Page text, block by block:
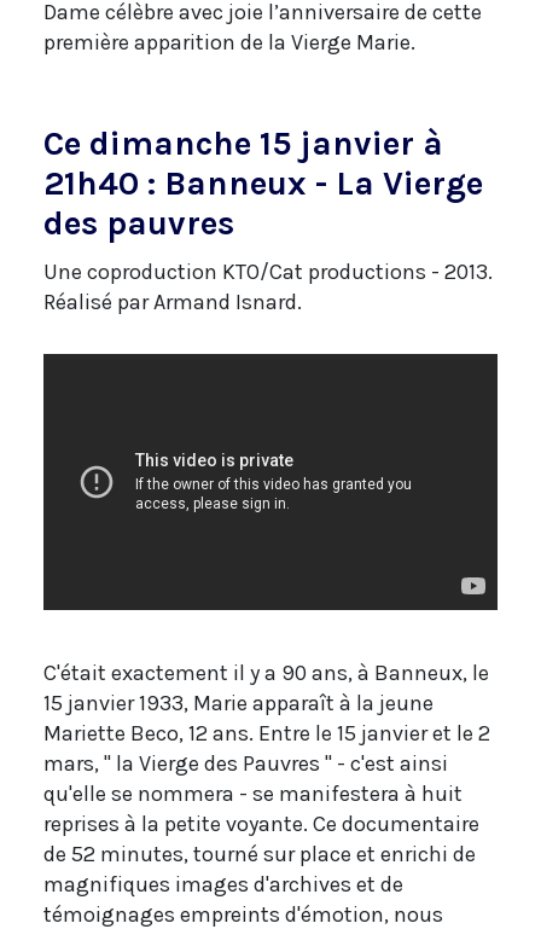
Dame célèbre avec joie l’anniversaire de cette
première apparition de la Vierge Marie.
Ce dimanche 15 janvier à
21h40 : Banneux - La Vierge
des pauvres
Une coproduction KTO/Cat productions - 2013.
Réalisé par Armand Isnard.
C'était exactement il y a 90 ans, à Banneux, le
15 janvier 1933, Marie apparaît à la jeune
Mariette Beco, 12 ans. Entre le 15 janvier et le 2
mars, " la Vierge des Pauvres " - c'est ainsi
qu'elle se nommera - se manifestera à huit
reprises à la petite voyante. Ce documentaire
de 52 minutes, tourné sur place et enrichi de
magnifiques images d'archives et de
témoignages empreints d'émotion, nous